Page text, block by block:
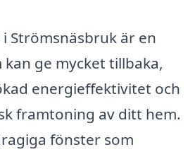
Strömsnäsbruk är en
ge mycket tillbaka,
energieffektivitet och
framtoning av ditt hem.
fönster som